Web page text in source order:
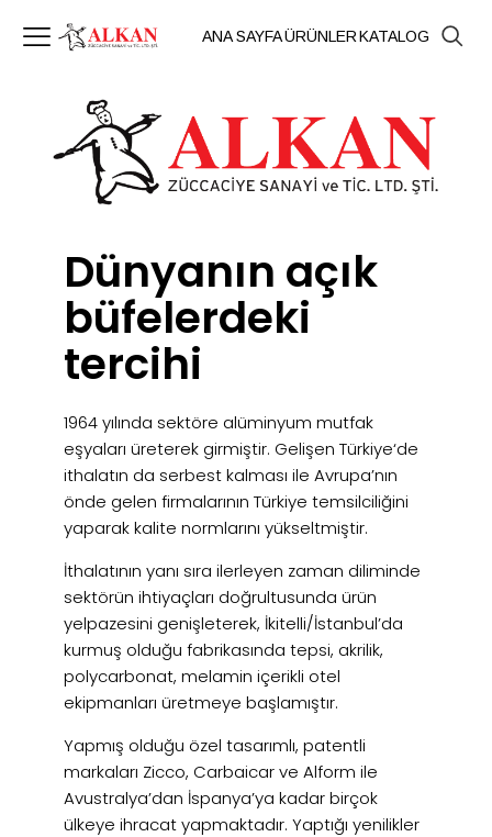
ANA SAYFAÜRÜNLERKATALOG
Dünyanın açık
büfelerdeki
tercihi
1964 yılında sektöre alüminyum mutfak
eşyaları üreterek girmiştir. Gelişen Türkiye‘de
ithalatın da serbest kalması ile Avrupa’nın
önde gelen firmalarının Türkiye temsilciliğini
yaparak kalite normlarını yükseltmiştir.
İthalatının yanı sıra ilerleyen zaman diliminde
sektörün ihtiyaçları doğrultusunda ürün
yelpazesini genişleterek, İkitelli/İstanbul’da
kurmuş olduğu fabrikasında tepsi, akrilik,
polycarbonat, melamin içerikli otel
ekipmanları üretmeye başlamıştır.
Yapmış olduğu özel tasarımlı, patentli
markaları Zicco, Carbaicar ve Alform ile
Avustralya’dan İspanya’ya kadar birçok
ülkeye ihracat yapmaktadır. Yaptığı yenilikler